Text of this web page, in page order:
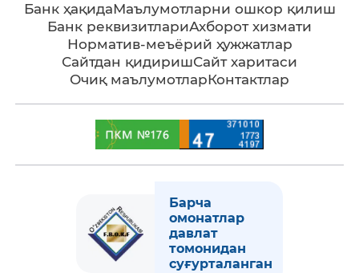
Банк ҳақидаМаълумотларни ошкор қилиш
Банк реквизитлариАхборот хизмати
Норматив-меъёрий ҳужжатлар
Сайтдан қидиришСайт харитаси
Очиқ маълумотларКонтактлар
Барча
омонатлар
давлат
томонидан
суғурталанган